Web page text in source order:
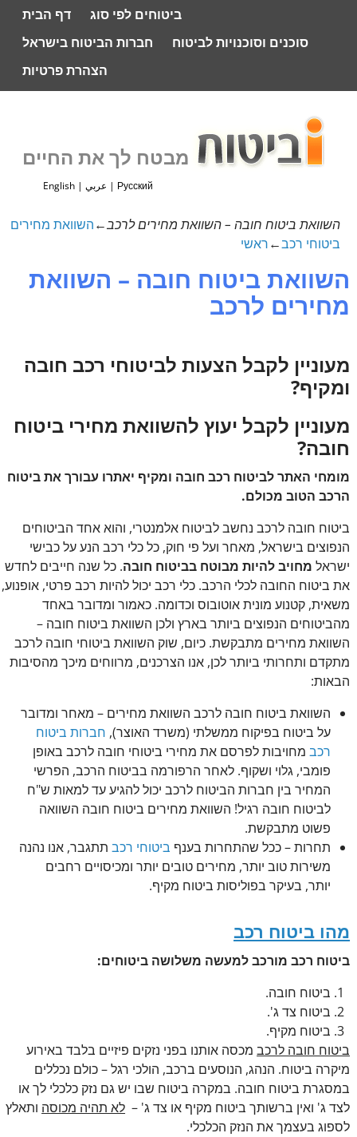
דף הבית
ביטוחים לפי סוג
חברות הביטוח בישראל
סוכנים וסוכנויות לביטוח
הצהרת פרטיות
מבטח לך את החיים
Русский
| عربي |
English
השוואת ביטוח חובה – השוואת מחירים לרכב←השוואת מחירים
ביטוחי רכב←ראשי
השוואת ביטוח חובה – השוואת
מחירים לרכב
מעוניין לקבל הצעות לביטוחי רכב חובה
ומקיף?
מעוניין לקבל יעוץ להשוואת מחירי ביטוח
חובה?
מומחי האתר לביטוח רכב חובה ומקיף יאתרו עבורך את ביטוח
הרכב הטוב מכולם.
ביטוח חובה לרכב נחשב לביטוח אלמנטרי, והוא אחד הביטוחים
הנפוצים בישראל, מאחר ועל פי חוק, כל כלי רכב הנע על כבישי
ישראל מחויב להיות מבוטח בביטוח חובה. כל שנה חייבים לחדש
את ביטוח החובה לכלי הרכב. כלי רכב יכול להיות רכב פרטי, אופנוע,
משאית, קטנוע מונית אוטובוס וכדומה. כאמור ומדובר באחד
מהביטוחים הנפוצים ביותר בארץ ולכן השוואת ביטוח חובה –
השוואת מחירים מתבקשת. כיום, שוק השוואת ביטוחי חובה לרכב
מתקדם ותחרותי ביותר לכן, אנו הצרכנים, מרווחים מיכך מהסיבות
הבאות:
השוואת ביטוח חובה לרכב השוואת מחירים – מאחר ומדובר
על ביטוח בפיקוח ממשלתי (משרד האוצר), חברות ביטוח
רכבמחויבות לפרסם את מחירי ביטוחי חובה לרכב באופן
פומבי, גלוי ושקוף. לאחר הרפורמה בביטוח הרכב, הפרשי
המחיר בין חברות הביטוח לרכב יכול להגיע עד למאות ש"ח
לביטוח חובה רגיל! השוואת מחירים ביטוח חובה השוואה
פשוט מתבקשת.
תחרות – ככל שהתחרות בענף ביטוחי רכבתתגבר, אנו נהנה
משירות טוב יותר, מחירים טובים יותר ומכיסויים רחבים
יותר, בעיקר בפוליסות ביטוח מקיף.
מהו ביטוח רכב
ביטוח רכב מורכב למעשה משלושה ביטוחים:
ביטוח חובה.
ביטוח צד ג'.
ביטוח מקיף.
ביטוח חובה לרכבמכסה אותנו בפני נזקים פיזיים בלבד באירוע
מיקרה ביטוח. הנהג, הנוסעים ברכב, הולכי רגל – כולם נכללים
במסגרת ביטוח חובה. במקרה ביטוח שבו יש גם נזק כלכלי לך או
לצד ג' ואין ברשותך ביטוח מקיף או צד ג' – לא תהיה מכוסה ותאלץ
לספוג בעצמך את הנזק הכלכלי.